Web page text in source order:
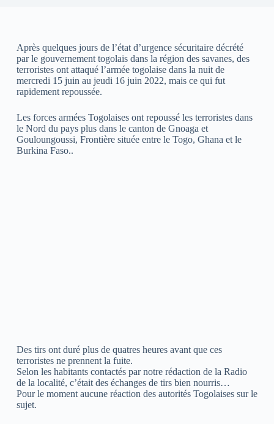
Après quelques jours de l’état d’urgence sécuritaire décrété
par le gouvernement togolais dans la région des savanes, des
terroristes ont attaqué l’armée togolaise dans la nuit de
mercredi 15 juin au jeudi 16 juin 2022, mais ce qui fut
rapidement repoussée.
Les forces armées Togolaises ont repoussé les terroristes dans
le Nord du pays plus dans le canton de Gnoaga et
Gouloungoussi, Frontière située entre le Togo, Ghana et le
Burkina Faso..
Des tirs ont duré plus de quatres heures avant que ces
terroristes ne prennent la fuite.
Selon les habitants contactés par notre rédaction de la Radio
de la localité, c’était des échanges de tirs bien nourris…
Pour le moment aucune réaction des autorités Togolaises sur le
sujet.